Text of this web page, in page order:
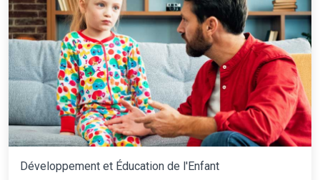
Développement et Éducation de l'Enfant